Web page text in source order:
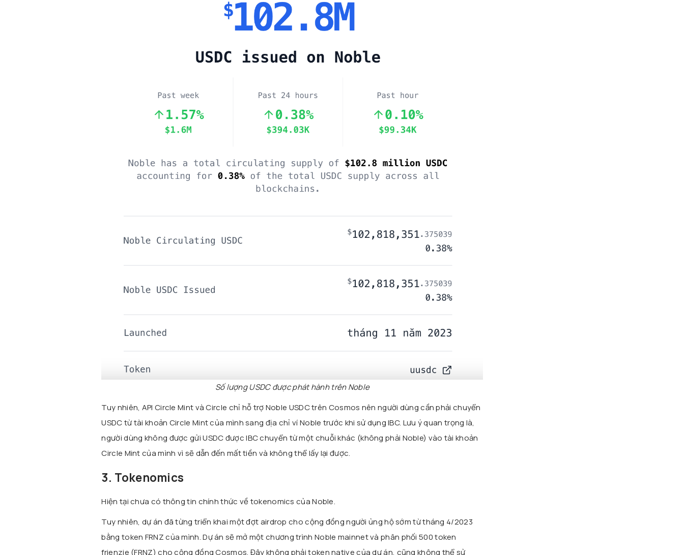
Số lượng USDC được phát hành trên Noble
Tuy nhiên, API Circle Mint và Circle chỉ hỗ trợ Noble USDC trên Cosmos nên người dùng cần phải chuyển
USDC từ tài khoản Circle Mint của mình sang địa chỉ ví Noble trước khi sử dụng IBC. Lưu ý quan trọng là,
người dùng không được gửi USDC được IBC chuyển từ một chuỗi khác (không phải Noble) vào tài khoản
Circle Mint của mình vì sẽ dẫn đến mất tiền và không thể lấy lại được.
3. Tokenomics
Hiện tại chưa có thông tin chính thức về tokenomics của Noble.
Tuy nhiên, dự án đã từng triển khai một đợt airdrop cho cộng đồng người ủng hộ sớm từ tháng 4/2023
bằng token FRNZ của mình. Dự án sẽ mở một chương trình Noble mainnet và phân phối 500 token
frienzie (FRNZ) cho cộng đồng Cosmos. Đây không phải token native của dự án, cũng không thể sử